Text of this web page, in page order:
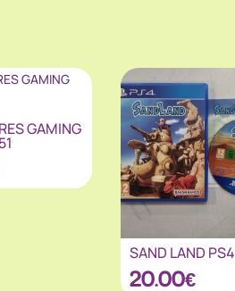
GAMING
SAND LAND PS4
20.00€